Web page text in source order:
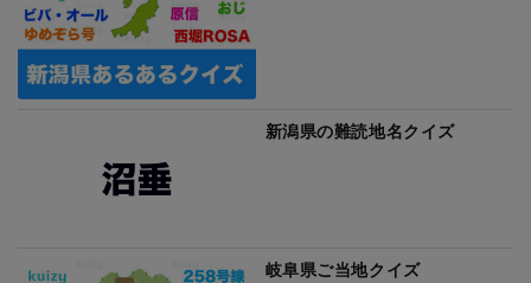
新潟県の難読地名クイズ
岐阜県ご当地クイズ